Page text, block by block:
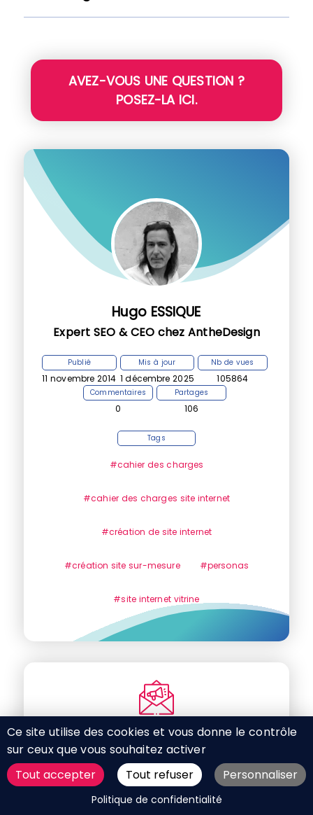
AVEZ-VOUS UNE QUESTION ?
POSEZ-LA ICI.
Hugo ESSIQUE
Expert SEO & CEO chez AntheDesign
Publié
11 novembre 2014
Mis à jour
1 décembre 2025
Nb de vues
105864
Commentaires
0
Partages
106
Tags
#cahier des charges
#cahier des charges site internet
#création de site internet
#création site sur-mesure #personas
#site internet vitrine
Je m'inscris à la newsletter
En vous inscrivant à notre newsletter,
vous acceptez que vos données soient
utilisées comme mentionné dans notre
DEMANDER UN DEVIS
Ce site utilise des cookies et vous donne le contrôle
sur ceux que vous souhaitez activer
Tout accepter
Tout refuser Personnaliser
Politique de confidentialité